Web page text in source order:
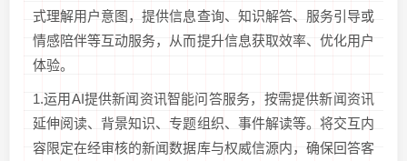
式理解用户意图，提供信息查询、知识解答、服务引导或
情感陪伴等互动服务，从而提升信息获取效率、优化用户
体验。
1.运用AI提供新闻资讯智能问答服务，按需提供新闻资讯
延伸阅读、背景知识、专题组织、事件解读等。将交互内
容限定在经审核的新闻数据库与权威信源内，确保回答客